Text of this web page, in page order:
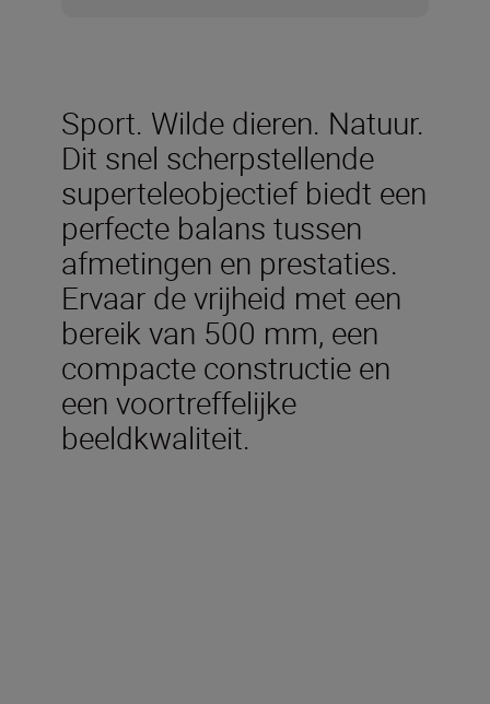
Sport. Wilde dieren. Natuur.
Dit snel scherpstellende
superteleobjectief biedt een
perfecte balans tussen
afmetingen en prestaties.
Ervaar de vrijheid met een
bereik van 500 mm, een
compacte constructie en
een voortreffelijke
beeldkwaliteit.